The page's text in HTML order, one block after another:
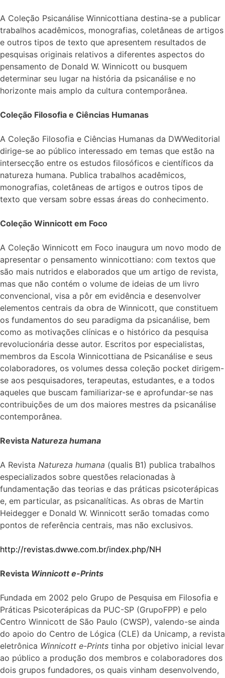
A Coleção Psicanálise Winnicottiana destina-se a publicar
trabalhos acadêmicos, monografias, coletâneas de artigos
e outros tipos de texto que apresentem resultados de
pesquisas originais relativos a diferentes aspectos do
pensamento de Donald W. Winnicott ou busquem
determinar seu lugar na história da psicanálise e no
horizonte mais amplo da cultura contemporânea.
Coleção Filosofia e Ciências Humanas
A Coleção Filosofia e Ciências Humanas da DWWeditorial
dirige-se ao público interessado em temas que estão na
intersecção entre os estudos filosóficos e científicos da
natureza humana. Publica trabalhos acadêmicos,
monografias, coletâneas de artigos e outros tipos de
texto que versam sobre essas áreas do conhecimento.
Coleção Winnicott em Foco
A Coleção Winnicott em Foco inaugura um novo modo de
apresentar o pensamento winnicottiano: com textos que
são mais nutridos e elaborados que um artigo de revista,
mas que não contém o volume de ideias de um livro
convencional, visa a pôr em evidência e desenvolver
elementos centrais da obra de Winnicott, que constituem
os fundamentos do seu paradigma da psicanálise, bem
como as motivações clínicas e o histórico da pesquisa
revolucionária desse autor. Escritos por especialistas,
membros da Escola Winnicottiana de Psicanálise e seus
colaboradores, os volumes dessa coleção pocket dirigem-
se aos pesquisadores, terapeutas, estudantes, e a todos
aqueles que buscam familiarizar-se e aprofundar-se nas
contribuições de um dos maiores mestres da psicanálise
contemporânea.
Revista Natureza humana
A Revista Natureza humana (qualis B1) publica trabalhos
especializados sobre questões relacionadas à
fundamentação das teorias e das práticas psicoterápicas
e, em particular, as psicanalíticas. As obras de Martin
Heidegger e Donald W. Winnicott serão tomadas como
pontos de referência centrais, mas não exclusivos.
http://revistas.dwwe.com.br/index.php/NH
Revista Winnicott e-Prints
Fundada em 2002 pelo Grupo de Pesquisa em Filosofia e
Práticas Psicoterápicas da PUC-SP (GrupoFPP) e pelo
Centro Winnicott de São Paulo (CWSP), valendo-se ainda
do apoio do Centro de Lógica (CLE) da Unicamp, a revista
eletrônica Winnicott e-Prints tinha por objetivo inicial levar
ao público a produção dos membros e colaboradores dos
dois grupos fundadores, os quais vinham desenvolvendo,